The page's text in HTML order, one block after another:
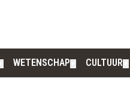
WETENSCHAP CULTUUR